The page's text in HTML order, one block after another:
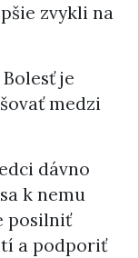
zvykli na
Bolesť je
medzi
dávno
k nemu
posilniť
a podporiť